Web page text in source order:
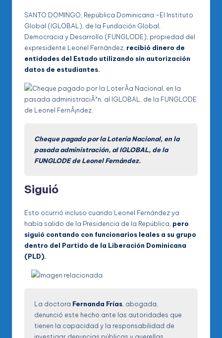
SANTO DOMINGO, República Dominicana.-El Instituto
Global (IGLOBAL), de la Fundación Global,
Democracia y Desarrollo (FUNGLODE), propiedad del
expresidente Leonel Fernández, recibió dinero de
entidades del Estado utilizando sin autorización
datos de estudiantes.
Cheque pagado por la Lotería Nacional, en la
pasada administración, al IGLOBAL, de la
FUNGLODE de Leonel Fernández.
Siguió
Esto ocurrió incluso cuando Leonel Fernández ya
había salido de la Presidencia de la República, pero
siguió contando con funcionarios leales a su grupo
dentro del Partido de la Liberación Dominicana
(PLD).
La doctora Fernanda Frías, abogada,
denunció este hecho ante las autoridades que
tienen la capacidad y la responsabilidad de